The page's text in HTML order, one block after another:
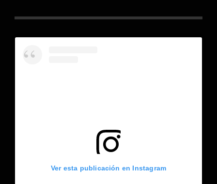
Ver esta publicación en Instagram